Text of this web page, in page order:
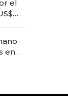
el
en